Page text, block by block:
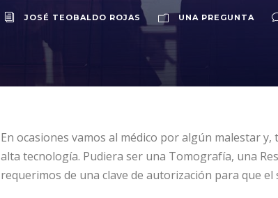
JOSÉ TEOBALDO ROJAS UNA PREGUNTA
En ocasiones vamos al médico por algún malestar
alta tecnología. Pudiera ser una Tomografía, una
requerimos de una clave de autorización para que